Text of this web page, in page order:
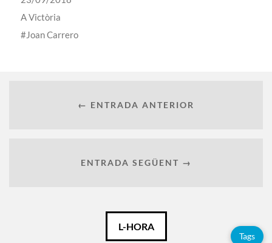
AVictòria
Joan Carrero
← ENTRADA ANTERIOR
ENTRADA SEGÜENT →
L-HORA
Tags